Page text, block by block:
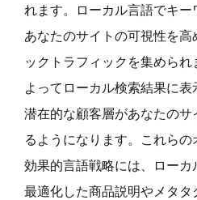
れます。ローカル言語でキ
あなたのサイトの可視性を
ックトラフィックを集めら
よってローカル検索結果に表
潜在的な顧客層があなたの
るようになります。これら
効果的言語戦略には、ロー
最適化した商品説明やメタ